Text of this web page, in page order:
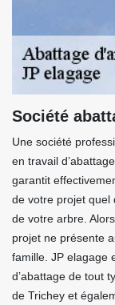
Société
Une société
en travail
garantit
de votre projet quel
de votre arbre.
projet ne présente
famille. JP elagage
d’abattage de tout
de Trichey et